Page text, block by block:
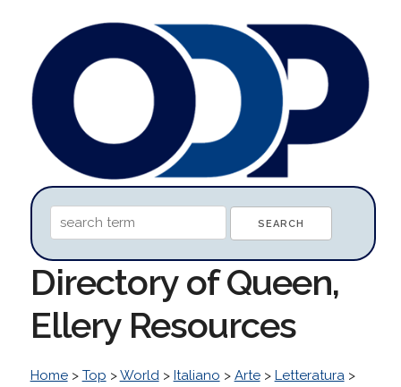
Directory of Queen,
Ellery Resources
Home> Top >World> Italiano > Arte> Letteratura>